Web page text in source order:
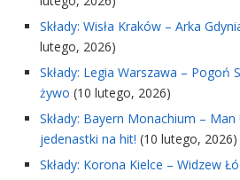
Składy: Wisła Kraków – Arka
lutego, 2026)
Składy: Legia Warszawa – Pogoń
żywo (10 lutego, 2026)
Składy: Bayern Monachium –
jedenastki na hit! (10 lutego, 2026)
Składy: Korona Kielce – Widzew